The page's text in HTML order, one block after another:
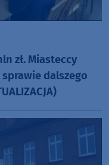
zł. Miasteccy
dalszego